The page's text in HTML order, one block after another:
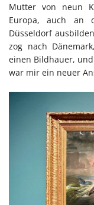
Mutter von neun
Europa, auch an
Düsseldorf
zog nach
einen Bildhauer,
war mir ein neuer